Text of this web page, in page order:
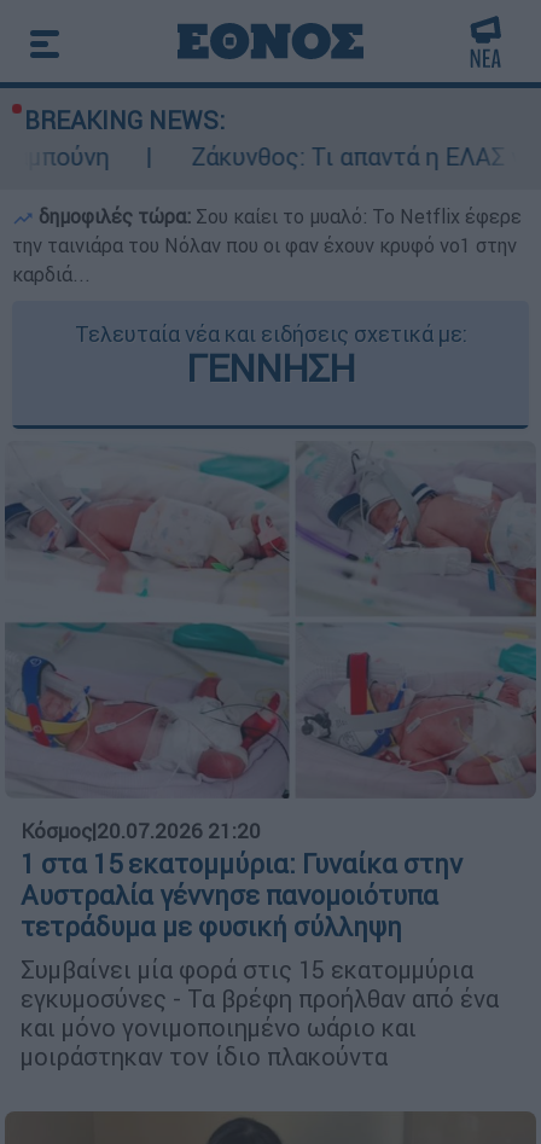
BREAKING NEWS:
Ζάκυνθος: Τι απαντά η ΕΛΑΣ για τους 8
δημοφιλές τώρα: Σου καίει το μυαλό: Το Netflix έφερε
την ταινιάρα του Νόλαν που οι φαν έχουν κρυφό νο1 στην
καρδιά...
Τελευταία νέα και ειδήσεις σχετικά με:
ΓΕΝΝΗΣΗ
Κόσμος|20.07.2026 21:20
1 στα 15 εκατομμύρια: Γυναίκα στην
Αυστραλία γέννησε πανομοιότυπα
τετράδυμα με φυσική σύλληψη
Συμβαίνει μία φορά στις 15 εκατομμύρια
εγκυμοσύνες - Τα βρέφη προήλθαν από ένα
και μόνο γονιμοποιημένο ωάριο και
μοιράστηκαν τον ίδιο πλακούντα